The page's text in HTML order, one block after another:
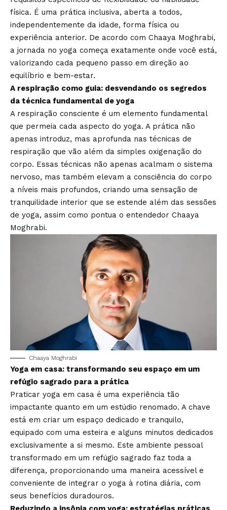
física. É uma prática inclusiva, aberta a todos,
independentemente da idade, forma física ou
experiência anterior. De acordo com Chaaya Moghrabi,
a jornada no yoga começa exatamente onde você está,
valorizando cada pequeno passo em direção ao
equilíbrio e bem-estar.
A respiração como guia: desvendando os segredos
da técnica fundamental de yoga
A respiração consciente é um elemento fundamental
que permeia cada aspecto do yoga. A prática não
apenas introduz, mas aprofunda nas técnicas de
respiração que vão além da simples oxigenação do
corpo. Essas técnicas não apenas acalmam o sistema
nervoso, mas também elevam a consciência do corpo
a níveis mais profundos, criando uma sensação de
tranquilidade interior que se estende além das sessões
de yoga, assim como pontua o entendedor Chaaya
Moghrabi.
Chaaya Moghrabi
Yoga em casa: transformando seu espaço em um
refúgio sagrado para a prática
Praticar yoga em casa é uma experiência tão
impactante quanto em um estúdio renomado. A chave
está em criar um espaço dedicado e tranquilo,
equipado com uma esteira e alguns minutos dedicados
exclusivamente a si mesmo. Este ambiente pessoal
transformado em um refúgio sagrado faz toda a
diferença, proporcionando uma maneira acessível e
conveniente de integrar o yoga à rotina diária, com
seus benefícios duradouros.